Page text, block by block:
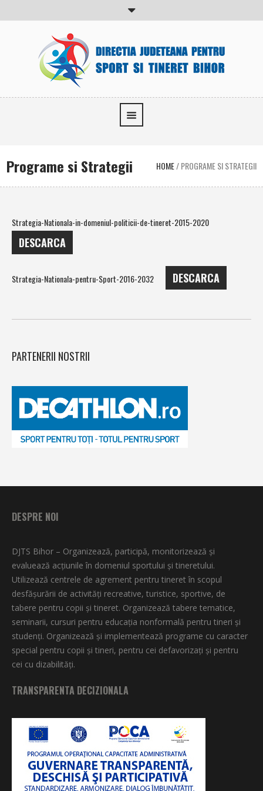
Programe si Strategii HOME/PROGRAME SI STRATEGII
Strategia-Nationala-in-domeniul-politicii-de-tineret-2015-2020
DESCARCA
Strategia-Nationala-pentru-Sport-2016-2032 DESCARCA
PARTENERII NOSTRII
DESPRE NOI
DJTS Bihor – Organizează, participă, monitorizează şi
evaluează acţiunile în domeniul sportului şi tineretului.
Utilizează centrele de agrement pentru tineret în scopul
desfăşurării de activităţi recreative, turistice, sportive, de
tabere pentru copii şi tineret. Organizează tabere tematice,
seminarii, cursuri pentru educaţia nonformală pentru tineri şi
studenţi. Organizează şi implementează programe cu caracter
special pentru copii şi tineri, pentru cei defavorizați și pentru
cei cu dizabilități.
TRANSPARENTA DECIZIONALA